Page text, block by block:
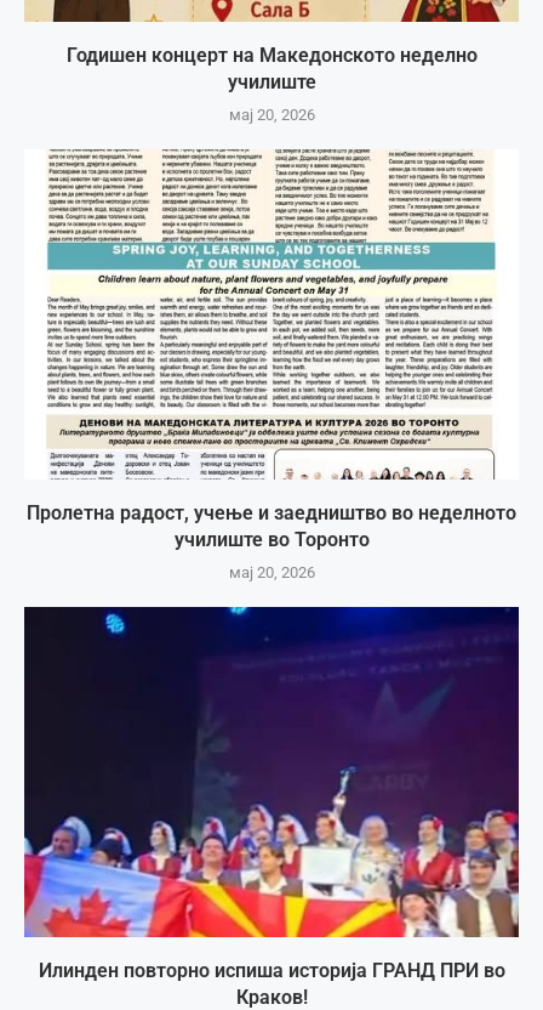
Годишен концерт на Македонското неделно
училиште
мај 20, 2026
Пролетна радост, учење и заедништво во неделното
училиште во Торонто
мај 20, 2026
Илинден повторно испиша историја ГРАНД ПРИ во
Краков!